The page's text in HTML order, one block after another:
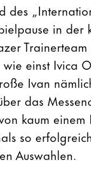
des
in der
einst Ivica
Ivan
das
kaum einem
so
Auswahlen.